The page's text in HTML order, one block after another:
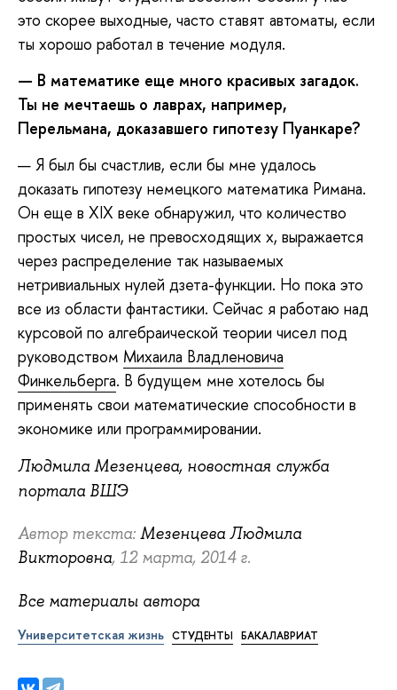
это скорее выходные, часто ставят автоматы, если
ты хорошо работал в течение модуля.
— В математике еще много красивых загадок.
Ты не мечтаешь о лаврах, например,
Перельмана, доказавшего гипотезу Пуанкаре?
— Я был бы счастлив, если бы мне удалось
доказать гипотезу немецкого математика Римана.
Он еще в XIX веке обнаружил, что количество
простых чисел, не превосходящих х, выражается
через распределение так называемых
нетривиальных нулей дзета-функции. Но пока это
все из области фантастики. Сейчас я работаю над
курсовой по алгебраической теории чисел под
руководством Михаила Владленовича
Финкельберга. В будущем мне хотелось бы
применять свои математические способности в
экономике или программировании.
Людмила Мезенцева, новостная служба
портала ВШЭ
Автор текста: Мезенцева Людмила
Викторовна, 12 марта, 2014 г.
Все материалы автора
Университетская жизнь СТУДЕНТЫ БАКАЛАВРИАТ